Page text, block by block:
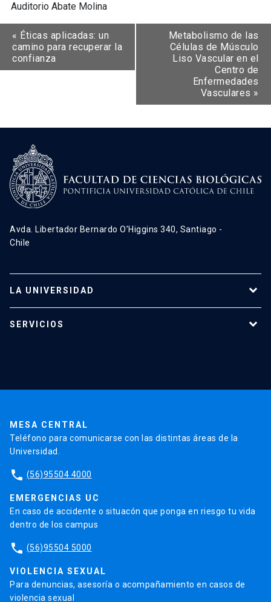
Auditorio Abate Molina
« Éticas aplicadas: un
camino para recuperar la
confianza
Metabolismo de las
Células de Músculo
Liso Vascular en el
Centro de
Enfermedades
Vasculares »
Avda. Libertador Bernardo O’Higgins 340, Santiago -
Chile
LA UNIVERSIDAD
Investigación
SERVICIOS
MESA CENTRAL
Teléfono para comunicarse con las distintas áreas de la
Universidad.
phone (56)95504 4000
EMERGENCIAS UC
En caso de accidente o situacón que ponga en riesgo tu vida
dentro de los campus
phone (56)95504 5000
VIOLENCIA SEXUAL
Para denuncias, asesoría o acompañamiento en casos de
violencia sexual